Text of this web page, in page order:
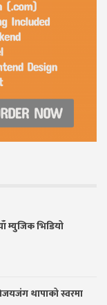
म्युजिक भिडियो
थापाको स्वरमा